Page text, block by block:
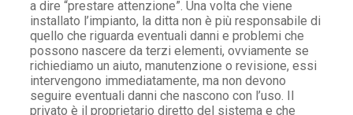
a dire “prestare attenzione”. Una volta che viene
installato l’impianto, la ditta non è più responsabile di
quello che riguarda eventuali danni e problemi che
possono nascere da terzi elementi, ovviamente se
richiediamo un aiuto, manutenzione o revisione, essi
intervengono immediatamente, ma non devono
seguire eventuali danni che nascono con l’uso. Il
privato è il proprietario diretto del sistema e che